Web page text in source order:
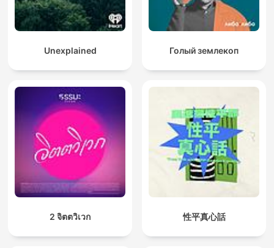
Unexplained Голый землекоп
2 จิตตวิเวก 性平真心話